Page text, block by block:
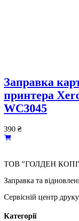
Заправка
принтера
WC3045
390 ₴
ТОВ "ГОЛДЕН
Заправка та
Сервісній центр
Категорії